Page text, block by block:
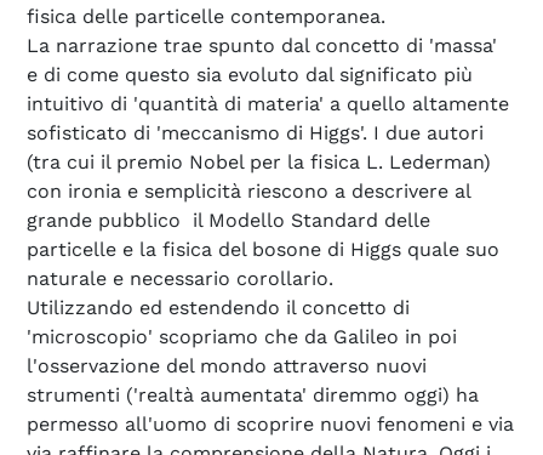
fisica delle particelle contemporanea.
La narrazione trae spunto dal concetto di 'massa'
e di come questo sia evoluto dal significato più
intuitivo di 'quantità di materia' a quello altamente
sofisticato di 'meccanismo di Higgs'. I due autori
(tra cui il premio Nobel per la fisica L. Lederman)
con ironia e semplicità riescono a descrivere al
grande pubblico il Modello Standard delle
particelle e la fisica del bosone di Higgs quale suo
naturale e necessario corollario.
Utilizzando ed estendendo il concetto di
'microscopio' scopriamo che da Galileo in poi
l'osservazione del mondo attraverso nuovi
strumenti ('realtà aumentata' diremmo oggi) ha
permesso all'uomo di scoprire nuovi fenomeni e via